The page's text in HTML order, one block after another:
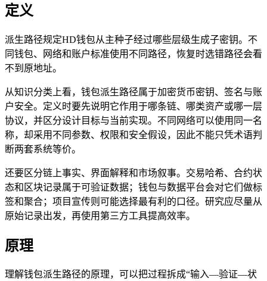
定义
派生路径规定HD钱包从主种子经过哪些层级生成子密钥。不
同钱包、网络和账户标准使用不同路径，恢复时选错路径会看
不到原地址。
从知识分类上看，钱包派生路径属于加密货币密钥、签名与账
户安全。定义时要先说明它作用于哪条链、哪类资产或哪一层
协议，并区分设计目标与当前实现。不同网络可以使用同一名
称，却采用不同参数、权限和安全假设，因此不能只凭术语判
断两套系统等价。
还要区分链上事实、界面解释和市场叙事。交易哈希、合约状
态和区块记录属于可验证数据；钱包与数据平台会对它们做标
签和聚合；项目宣传则可能选择最有利的口径。研究应尽量从
原始记录出发，再使用第三方工具提高效率。
原理
理解钱包派生路径的原理，可以把过程拆成“输入—验证—状